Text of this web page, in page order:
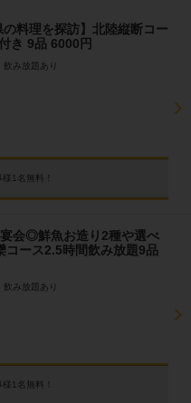
料理を探訪】北陸縦断コー
き 9品 6000円
飲み放題あり
1名無料！
宴会◎鮮魚お造り2種や選べ
コース2.5時間飲み放題9品
飲み放題あり
1名無料！